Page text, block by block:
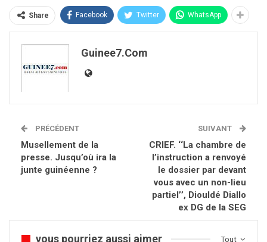
Share Facebook Twitter WhatsApp
Guinee7.com
PRÉCÉDENT
Musellement de la
presse. Jusqu’où ira la
junte guinéenne ?
SUIVANT
CRIEF. ‘‘La chambre de
l’instruction a renvoyé
le dossier par devant
vous avec un non-lieu
partiel’’, Diouldé Diallo
ex DG de la SEG
Tout
vous pourriez aussi aimer